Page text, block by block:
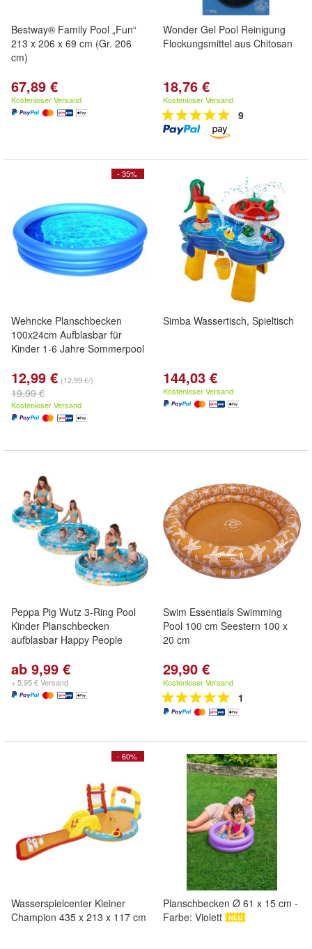
Bestway® Family Pool „Fun“
213 x 206 x 69 cm (Gr. 206
cm)
67,89 €
Kostenloser Versand
Wonder Gel Pool Reinigung
Flockungsmittel aus Chitosan
18,76 €
Kostenloser Versand
9
- 35%
Wehncke Planschbecken
100x24cm Aufblasbar für
Kinder 1-6 Jahre Sommerpool
12,99 € (12,99 €/)
19,99 €
Kostenloser Versand
Simba Wassertisch, Spieltisch
144,03 €
Kostenloser Versand
Peppa Pig Wutz 3-Ring Pool
Kinder Planschbecken
aufblasbar Happy People
ab 9,99 €
+ 5,95 € Versand
Swim Essentials Swimming
Pool 100 cm Seestern 100 x
20 cm
29,90 €
Kostenloser Versand
1
- 60%
Wasserspielcenter Kleiner
Champion 435 x 213 x 117 cm
Planschbecken Ø 61 x 15 cm -
Farbe: Violett